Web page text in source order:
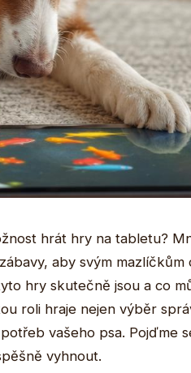
hrát hry na tabletu?
aby svým mazlíčkům
hry skutečně jsou a co
roli hraje nejen výběr
vašeho psa. Pojďme
vyhnout.